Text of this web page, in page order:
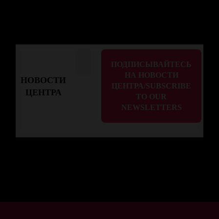
НОВОСТИ
ЦЕНТРА